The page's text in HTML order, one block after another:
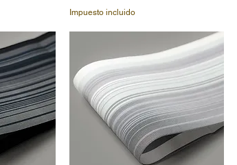
Impuesto incluido